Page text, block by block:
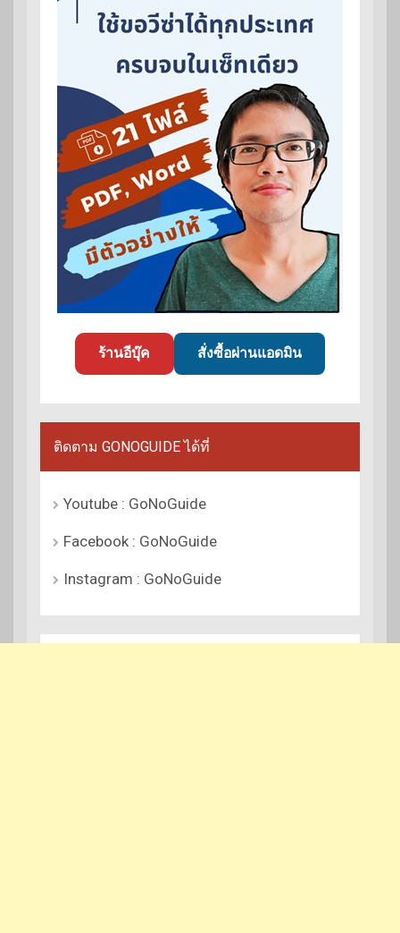
ร้านอีบุ๊ค สั่งซื้อผ่านแอดมิน
ติดตาม GONOGUIDE ได้ที่
Youtube : GoNoGuide
Facebook : GoNoGuide
Instagram : GoNoGuide